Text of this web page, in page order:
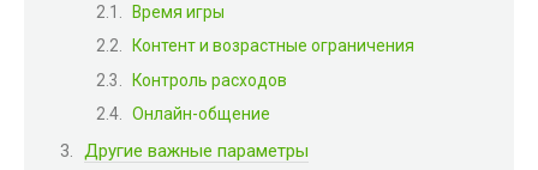
Время игры
Контент и возрастные ограничения
Контроль расходов
Онлайн-общение
Другие важные параметры